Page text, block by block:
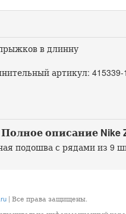
в длинну
артикул: 415339-
Полное описание Nike
подошва с рядами из 9
| Все права защищены.